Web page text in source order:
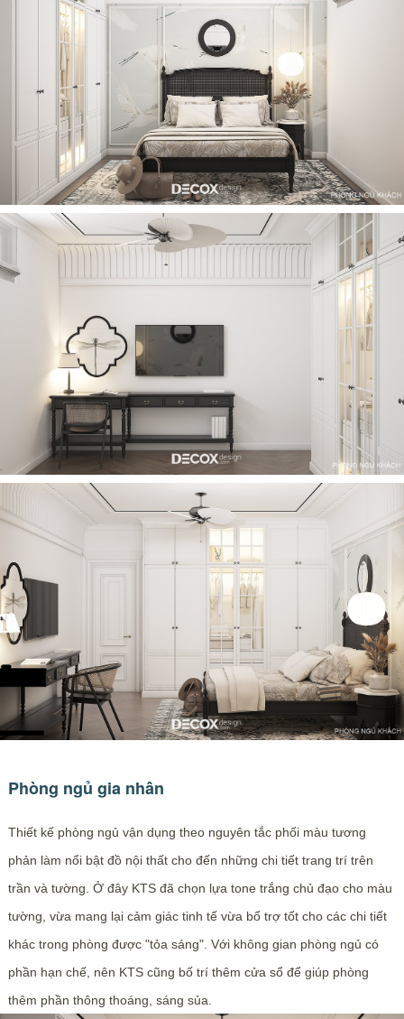
Phòng ngủ gia nhân
Thiết kế phòng ngủ vận dụng theo nguyên tắc phối màu tương
phản làm nổi bật đồ nội thất cho đến những chi tiết trang trí trên
trần và tường. Ở đây KTS đã chọn lựa tone trắng chủ đạo cho màu
tường, vừa mang lại cảm giác tinh tế vừa bổ trợ tốt cho các chi tiết
khác trong phòng được "tỏa sáng". Với không gian phòng ngủ có
phần hạn chế, nên KTS cũng bố trí thêm cửa sổ để giúp phòng
thêm phần thông thoáng, sáng sủa.